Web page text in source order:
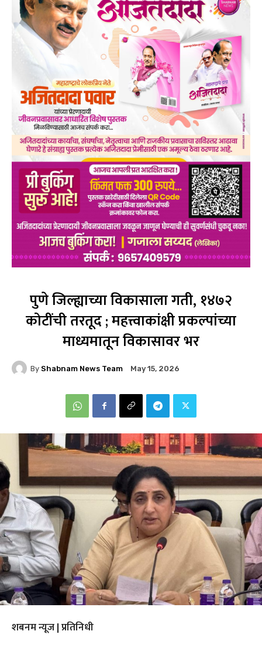
पुणे जिल्ह्याच्या विकासाला गती, १४७२
कोटींची तरतूद ; महत्त्वाकांक्षी प्रकल्पांच्या
माध्यमातून विकासावर भर
By Shabnam News Team May 15, 2026
शबनम न्यूज | प्रतिनिधी